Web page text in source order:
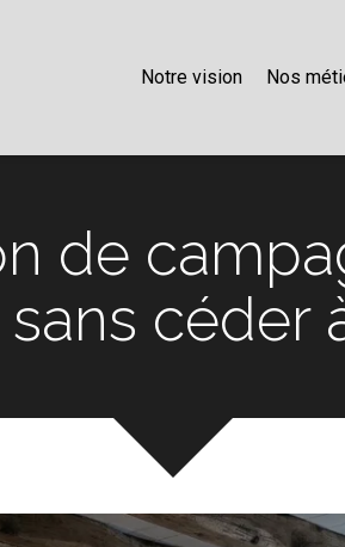
Notre vision Nos
de
céder